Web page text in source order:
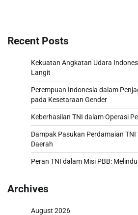
Recent Posts
Kekuatan Angkatan Udara
Langit
Perempuan Indonesia dalam
pada Kesetaraan Gender
Keberhasilan TNI dalam Operasi
Dampak Pasukan Perdamaian
Daerah
Peran TNI dalam Misi PBB:
Archives
August 2026